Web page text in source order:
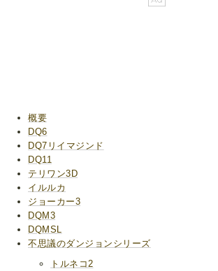
概要
DQ6
DQ7リイマジンド
DQ11
テリワン3D
イルルカ
ジョーカー3
DQM3
DQMSL
不思議のダンジョンシリーズ
トルネコ2